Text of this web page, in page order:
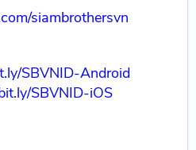
siambrothersvn
SBVNID-Android
SBVNID-iOS